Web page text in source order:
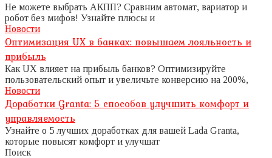
Не можете выбрать АКПП? Сравним автомат, вариатор и
робот без мифов! Узнайте плюсы и
Новости
Оптимизация UX в банках: повышаем лояльность и
прибыль
Как UX влияет на прибыль банков? Оптимизируйте
пользовательский опыт и увеличьте конверсию на 200%,
Новости
Доработки Granta: 5 способов улучшить комфорт и
управляемость
Узнайте о 5 лучших доработках для вашей Lada Granta,
которые повысят комфорт и улучшат
Поиск